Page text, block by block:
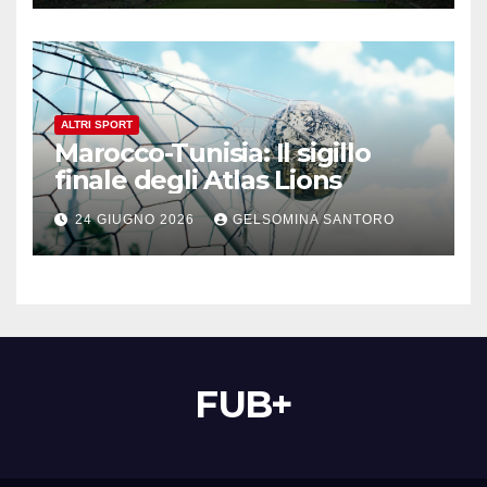
ALTRI SPORT
Marocco-Tunisia: Il sigillo
finale degli Atlas Lions
24 GIUGNO 2026 GELSOMINA SANTORO
FUB+